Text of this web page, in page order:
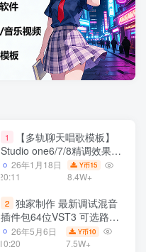
1
【多轨聊天唱歌模板】
Studio one6/7/8精调效果包
多种效果模式 声卡调试好直
播预设模板
26年1月18日
20:11
Y币15
8.4W+
2 独家制作 最新调试混音
插件包64位VST3 可选路径
一键安装550个效果器合集
v3.0 WiN 支持定制
26年5月6日
10:20
Y币10
7.5W+